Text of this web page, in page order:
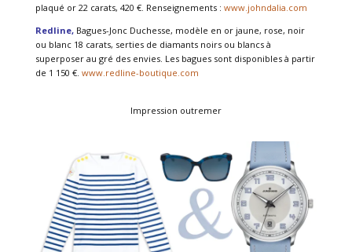
plaqué or 22 carats, 420 €. Renseignements : www.johndalia.com
Redline,Bagues-Jonc Duchesse, modèle en or jaune, rose, noir
ou blanc 18 carats, serties de diamants noirs ou blancs à
superposer au gré des envies. Les bagues sont disponibles à partir
de 1 150 €. www.redline-boutique.com
Impression outremer